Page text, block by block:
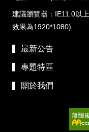
建議瀏覽器：IE11.0以
效果為1920*1080)
最新公告
專題特區
關於我們